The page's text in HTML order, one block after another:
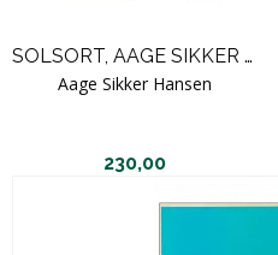
SOLSORT, AAGE SIKKER HANSEN
Aage Sikker Hansen
230,00